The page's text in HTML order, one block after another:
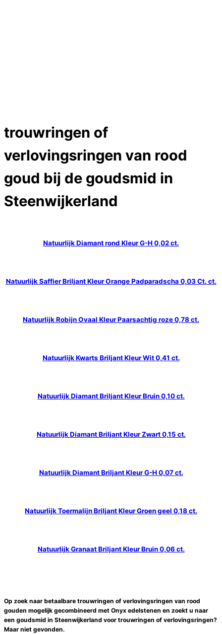
Menu
trouwringen of
verlovingsringen van rood
goud bij de goudsmid in
Steenwijkerland
Natuurlijk Diamant rond Kleur G-H 0,02 ct.
Natuurlijk Saffier Briljant Kleur Orange Padparadscha 0,03 Ct. ct.
Natuurlijk Robijn Ovaal Kleur Paarsachtig roze 0,78 ct.
Natuurlijk Kwarts Briljant Kleur Wit 0,41 ct.
Natuurlijk Diamant Briljant Kleur Bruin 0,10 ct.
Natuurlijk Diamant Briljant Kleur Zwart 0,15 ct.
Natuurlijk Diamant Briljant Kleur G-H 0,07 ct.
Natuurlijk Toermalijn Briljant Kleur Groen geel 0,18 ct.
Natuurlijk Granaat Briljant Kleur Bruin 0,06 ct.
Op zoek naar betaalbare trouwringen of verlovingsringen van rood
gouden mogelijk gecombineerd met Onyx edelstenen en zoekt u naar
een goudsmid in Steenwijkerland voor trouwringen of verlovingsringen?
Maar niet gevonden.